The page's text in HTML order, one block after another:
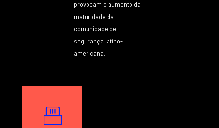
provocam o aumento da
maturidade da
comunidade de
segurança latino-
americana.
Texto